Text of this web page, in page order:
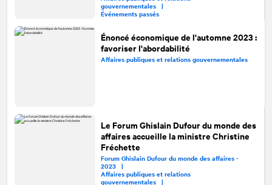
gouvernementales |
Événements passés
Énoncé économique de l'automne 2023 :
favoriser l'abordabilité
Affaires publiques et relations gouvernementales
Le Forum Ghislain Dufour du monde des
affaires accueille la ministre Christine
Fréchette
Forum Ghislain Dufour du monde des affaires -
2023 |
Affaires publiques et relations
gouvernementales |